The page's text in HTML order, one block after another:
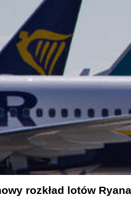
rozkład lotów